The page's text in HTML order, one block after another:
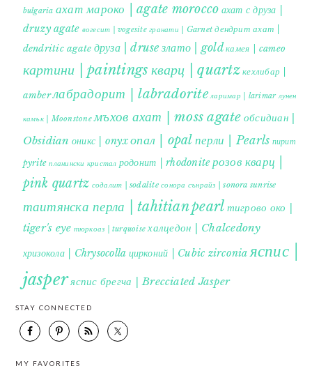
bulgaria ахат мароко | agate morocco ахат с друза |
druzy agate вогесит | vogesite гранати | Garnet дендрит ахат |
dendritic agate друза | druse злато | gold камея | cameo
картини | paintings кварц | quartzкехлибар |
amberлабрадорит | labradorite ларимар | larimar лунен
камък | Moonstone мъхов ахат | moss agate обсидиан |
Obsidian оникс | onyxопал | opal перли | Pearls пирит |
pyrite планински кристал родонит | rhodonite розов кварц |
pink quartz содалит | sodalite сонора сънрайз | sonora sunrise
таитянска перла | tahitian pearl тигрово око |
tiger's eye тюркоаз | turquoise халцедон | Chalcedony
хризокола | Chrysocolla цирконий | Cubic zirconia яспис |
jasperяспис брегча | Brecciated Jasper
STAY CONNECTED
MY FAVORITES